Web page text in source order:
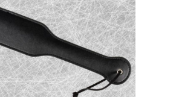
đầy scandalous
lệbiếnmọi khoảnh khắc